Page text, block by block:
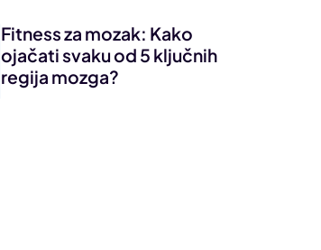
Fitness za mozak: Kako
ojačati svaku od 5 ključnih
regija mozga?